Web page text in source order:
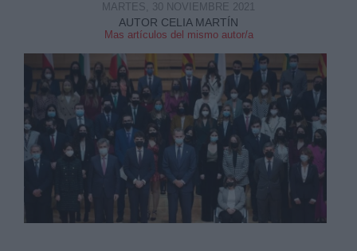
AUTOR CELIA MARTÍN
Mas artículos del mismo autor/a
MARTES, 30 NOVIEMBRE 2021
Información adicional